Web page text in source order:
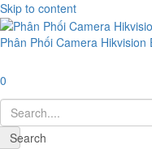
Skip to content
Phân Phối Camera Hikvision
0
Search